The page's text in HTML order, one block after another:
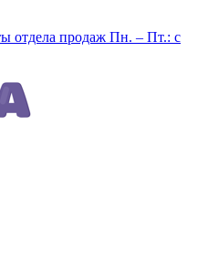
отдела продаж Пн. – Пт.: с